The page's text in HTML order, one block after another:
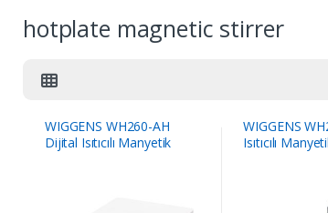
hotplate magnetic stirrer
WIGGENS WH260-AH
Dijital Isıtıcılı Manyetik
WIGGENS
Isıtıcılı